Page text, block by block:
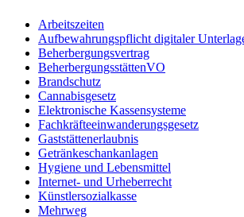
Arbeitszeiten
Aufbewahrungspflicht digitaler
Beherbergungsvertrag
BeherbergungsstättenVO
Brandschutz
Cannabisgesetz
Elektronische Kassensysteme
Fachkräfteeinwanderungsgesetz
Gaststättenerlaubnis
Getränkeschankanlagen
Hygiene und Lebensmittel
Internet- und Urheberrecht
Künstlersozialkasse
Mehrweg